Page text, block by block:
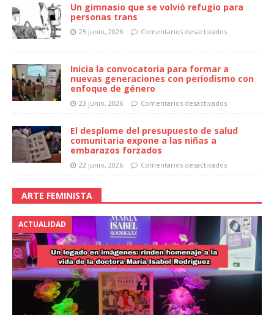
Un gimnasio que se volvió refugio para
personas trans
25 junio, 2026 Comentarios desactivados
Inicia la convocatoria para formar a
nuevas generaciones con periodismo con
enfoque de género
23 junio, 2026 Comentarios desactivados
El desplome del presupuesto de salud
comunitaria expone a las niñas a
embarazos forzados
22 junio, 2026 Comentarios desactivados
ARTE FEMINISTA
ACTUALIDAD